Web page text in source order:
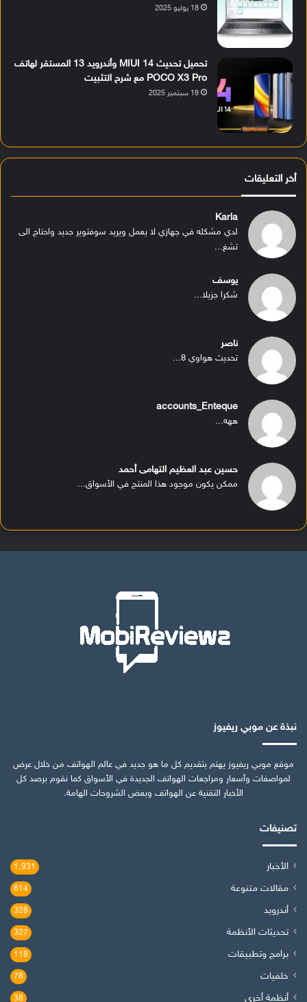
18 يوليو 2025
تحميل تحديث MIUI 14 وأندرويد 13 المستقر لهاتف
POCO X3 Pro مع شرح التثبيت
18 سبتمبر 2025
أخر التعليقات
Karla
لدي مشكله في جهازي لا يعمل ويريد سوفتوير جديد واحتاج الى
تشغ...
يوسف
شكرا جزيلا...
ناصر
تحديث هواوي 8...
accounts_Enteque
ههه...
حسين عبد العظيم التهامى أحمد
ممكن يكون موجود هذا المنتج في الأسواق...
نبذة عن موبي ريفيوز
موقع موبي ريفيوز يهتم بتقديم كل ما هو جديد في عالم الهواتف من خلال عرض
لمواصفات وأسعار ومراجعات الهواتف الجديدة في الأسواق كما نقوم برصد كل
الأخبار التقنية عن الهواتف وبعض الشروحات الهامة.
تصنيفات
الأخبار 1٬931
مقالات متنوعة 614
أندرويد 328
تحديثات الأنظمة 327
برامج وتطبيقات 118
خلفيات 78
أنظمة أخرى 38